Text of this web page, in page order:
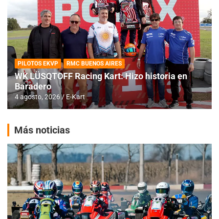
PILOTOS EKVP RMC BUENOS AIRES
WK LÜSQTOFF Racing Kart: Hizo historia en
Baradero
4 agosto, 2026 E-Kart
Más noticias